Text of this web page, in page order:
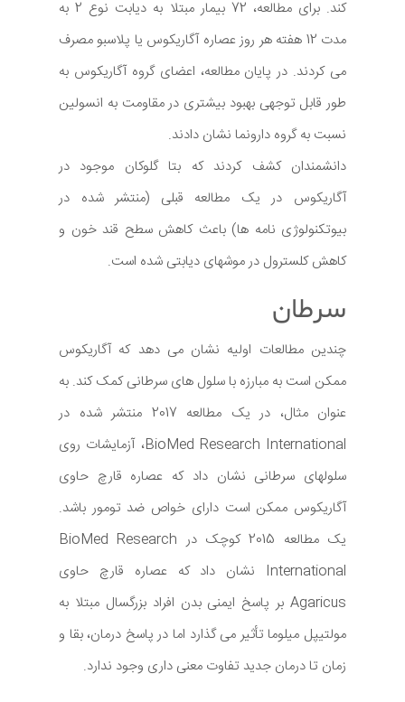
کند. برای مطالعه، 72 بیمار مبتلا به دیابت نوع 2 به
مدت 12 هفته هر روز عصاره آگاریکوس یا پلاسبو مصرف
می کردند. در پایان مطالعه، اعضای گروه آگاریکوس به
طور قابل توجهی بهبود بیشتری در مقاومت به انسولین
نسبت به گروه دارونما نشان دادند.
دانشمندان کشف کردند که بتا گلوکان موجود در
آگاریکوس در یک مطالعه قبلی (منتشر شده در
بیوتکنولوژی نامه ها) باعث کاهش سطح قند خون و
کاهش کلسترول در موشهای دیابتی شده است.
سرطان
چندین مطالعات اولیه نشان می دهد که آگاریکوس
ممکن است به مبارزه با سلول های سرطانی کمک کند. به
عنوان مثال، در یک مطالعه 2017 منتشر شده در
BioMed Research International، آزمایشات روی
سلولهای سرطانی نشان داد که عصاره قارچ حاوی
آگاریکوس ممکن است دارای خواص ضد تومور باشد.
یک مطالعه 2015 کوچک در BioMed Research
International نشان داد که عصاره قارچ حاوی
Agaricus بر پاسخ ایمنی بدن افراد بزرگسال مبتلا به
مولتیپل میلوما تأثیر می گذارد اما در پاسخ درمان، بقا و
زمان تا درمان جدید تفاوت معنی داری وجود ندارد.